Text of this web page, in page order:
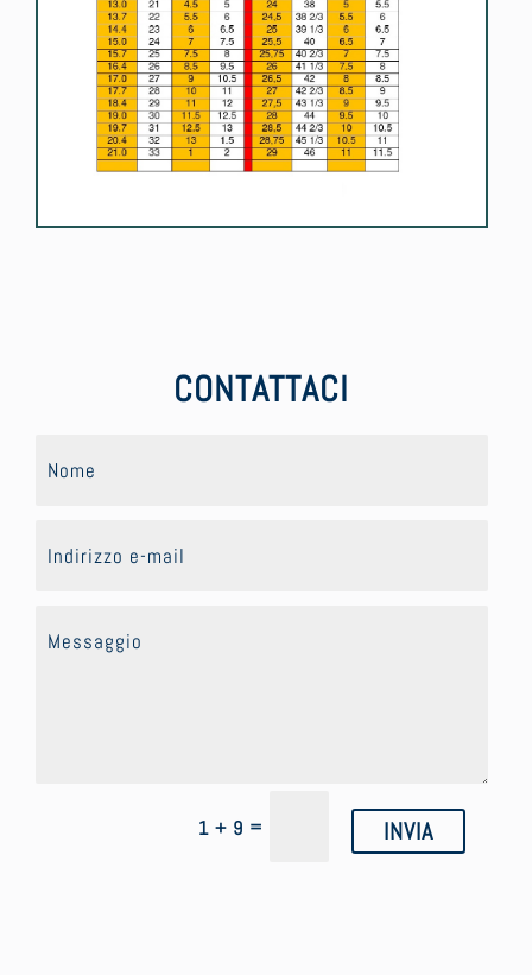
CONTATTACI
1 + 9 = INVIA